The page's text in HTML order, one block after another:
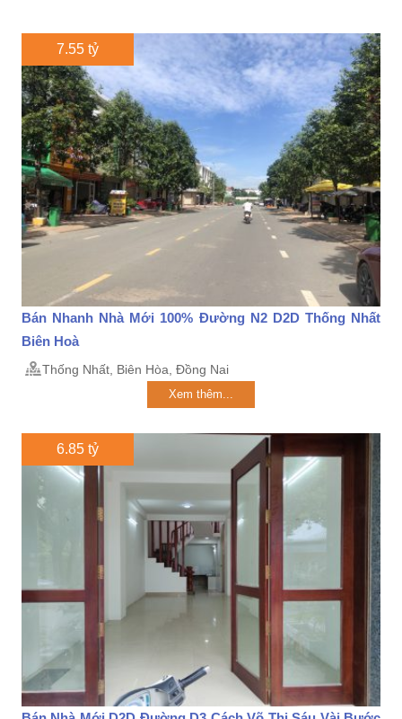
7.55 tỷ
Bán Nhanh Nhà Mới 100% Đường N2 D2D Thống Nhất
Biên Hoà
Thống Nhất, Biên Hòa, Đồng Nai
Xem thêm...
6.85 tỷ